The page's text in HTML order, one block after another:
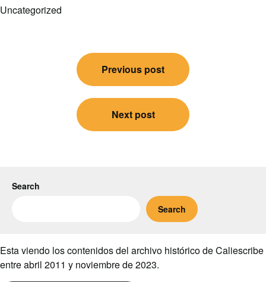
Uncategorized
Previous post
Next post
Search
Search
Esta viendo los contenidos del archivo histórico de Caliescribe
entre abril 2011 y noviembre de 2023.